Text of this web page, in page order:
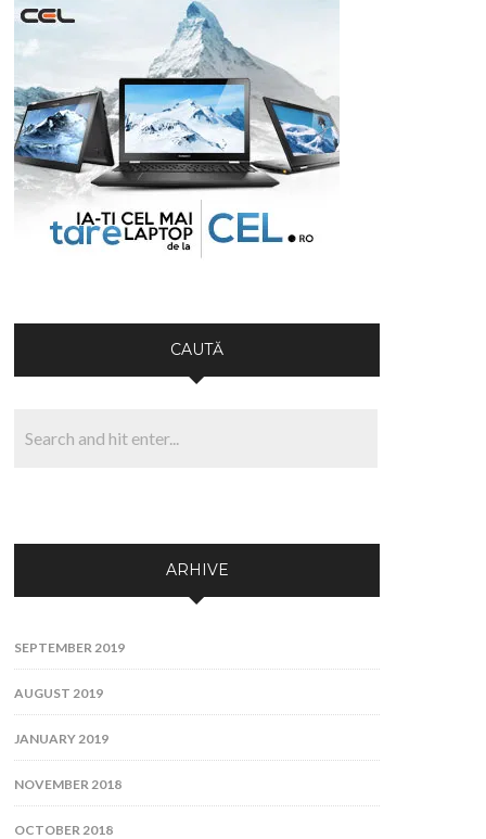
CAUTĂ
ARHIVE
SEPTEMBER 2019
AUGUST 2019
JANUARY 2019
NOVEMBER 2018
OCTOBER 2018